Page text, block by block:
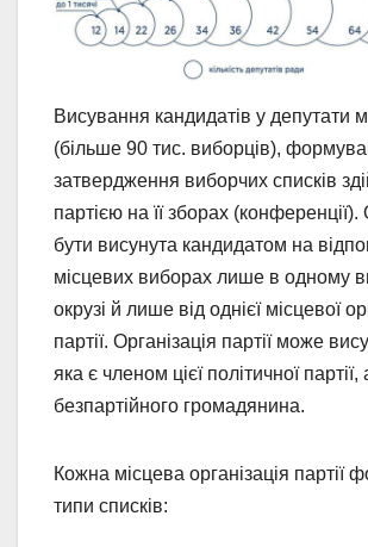
Висування кандидатів у депутати
(більше 90 тис. виборців),
затвердження виборчих списків
партією на її зборах
бути висунута кандидатом на
місцевих виборах лише в одному
окрузі й лише від однієї місцевої
партії. Організація партії може
яка є членом цієї політичної партії,
безпартійного громадянина.
Кожна місцева організація партії
типи списків: